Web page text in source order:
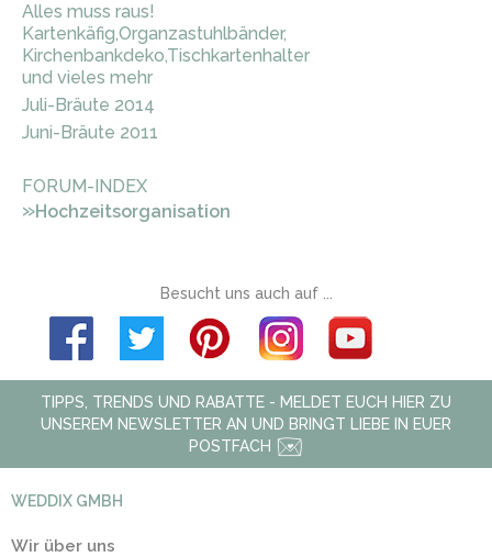
Alles muss raus!
Kartenkäfig,Organzastuhlbänder,
Kirchenbankdeko,Tischkartenhalter
und vieles mehr
Juli-Bräute 2014
Juni-Bräute 2011
FORUM-INDEX
»Hochzeitsorganisation
Besucht uns auch auf ...
TIPPS, TRENDS UND RABATTE - MELDET EUCH HIER ZU
UNSEREM NEWSLETTER AN UND BRINGT LIEBE IN EUER
POSTFACH
WEDDIX GMBH
Wir über uns